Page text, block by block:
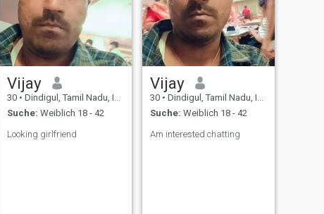
Vijay
30 • Dindigul, Tamil Nadu, Indien
Suche: Weiblich 18 - 42
Looking girlfriend
Vijay
30 • Dindigul, Tamil Nadu, Indien
Suche: Weiblich 18 - 42
Am interested chatting